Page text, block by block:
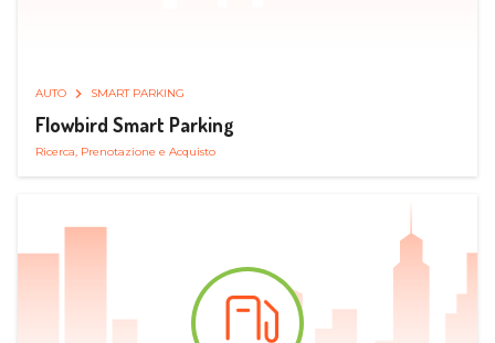
AUTO SMART PARKING
Flowbird Smart Parking
Ricerca, Prenotazione e Acquisto